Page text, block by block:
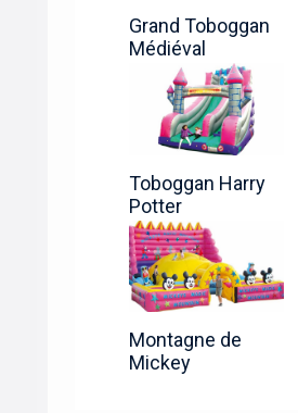
Grand Toboggan
Médiéval
Toboggan Harry
Potter
Montagne de
Mickey